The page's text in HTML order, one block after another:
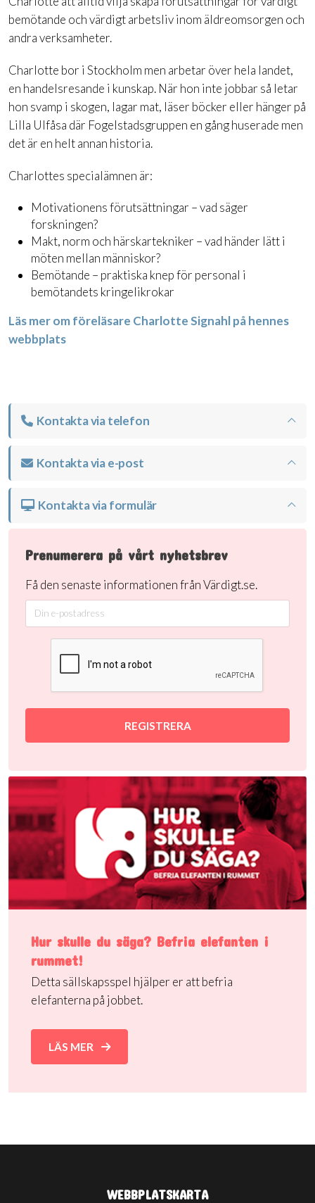
bemötande och värdigt arbetsliv inom äldreomsorgen och
andra verksamheter.
Charlotte bor i Stockholm men arbetar över hela landet,
en handelsresande i kunskap. När hon inte jobbar så letar
hon svamp i skogen, lagar mat, läser böcker eller hänger på
Lilla Ulfåsa där Fogelstadsgruppen en gång huserade men
det är en helt annan historia.
Charlottes specialämnen är:
Motivationens förutsättningar – vad säger
forskningen?
Makt, norm och härskartekniker – vad händer lätt i
möten mellan människor?
Bemötande – praktiska knep för personal i
bemötandets kringelikrokar
Läs mer om föreläsare Charlotte Signahl på hennes
webbplats
Kontakta via telefon
Kontakta via e-post
Kontakta via formulär
Prenumerera på vårt nyhetsbrev
Få den senaste informationen från Värdigt.se.
REGISTRERA
Hur skulle du säga? Befria elefanten i
rummet!
Detta sällskapsspel hjälper er att befria
elefanterna på jobbet.
LÄS MER
WEBBPLATSKARTA